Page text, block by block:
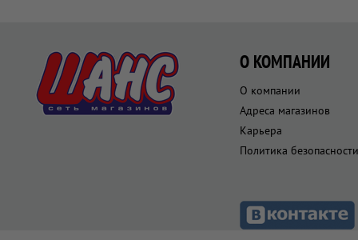
О КОМПАНИИ
О компании
Адреса магазинов
Карьера
Политика безопасности